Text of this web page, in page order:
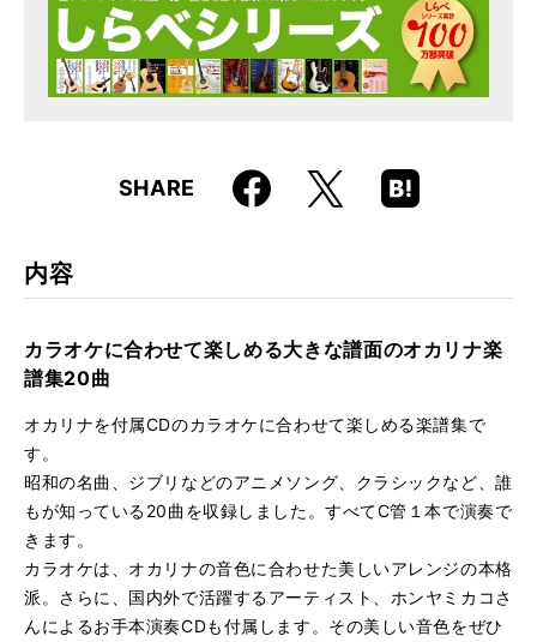
4958537115062
SHARE Faceboo
k
X
Hatena
Boo
内容
カラオケに合わせて楽しめる大きな譜面のオカリナ楽
譜集20曲
オカリナを付属CDのカラオケに合わせて楽しめる楽譜集で
す。
昭和の名曲、ジブリなどのアニメソング、クラシックなど、誰
もが知っている20曲を収録しました。すべてC管１本で演奏で
きます。
カラオケは、オカリナの音色に合わせた美しいアレンジの本格
派。さらに、国内外で活躍するアーティスト、ホンヤミカコさ
んによるお手本演奏CDも付属します。その美しい音色をぜひ